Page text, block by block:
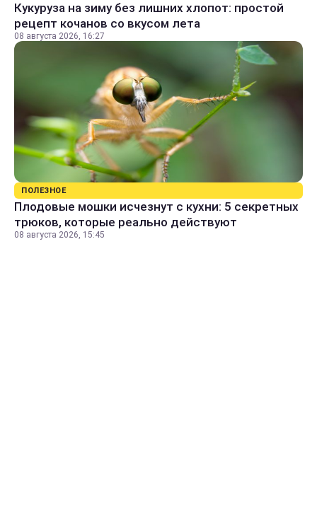
Кукуруза на зиму без лишних хлопот: простой
рецепт кочанов со вкусом лета
08 августа 2026, 16:27
ПОЛЕЗНОЕ
Плодовые мошки исчезнут с кухни: 5 секретных
трюков, которые реально действуют
08 августа 2026, 15:45